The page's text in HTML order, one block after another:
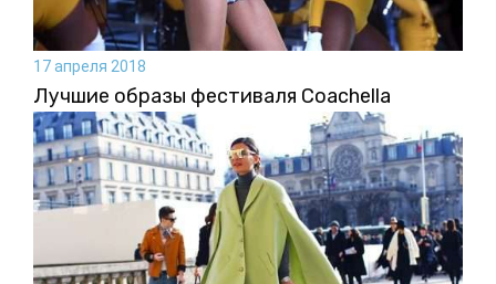
17 апреля 2018
Лучшие образы фестиваля Coachella